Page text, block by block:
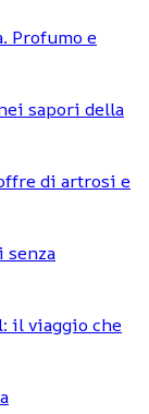
Profumo e
sapori della
di artrosi e
senza
il viaggio che